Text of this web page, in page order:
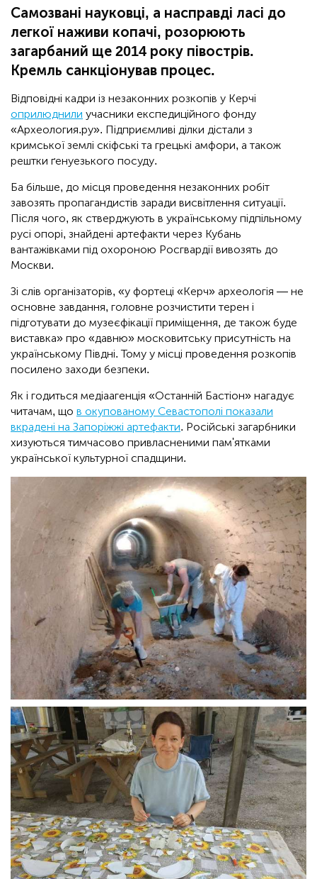
Самозвані науковці, а насправді ласі до
легкої наживи копачі, розорюють
загарбаний ще 2014 року півострів.
Кремль санкціонував процес.
Відповідні кадри із незаконних розкопів у Керчі
оприлюднили учасники експедиційного фонду
«Археология.ру». Підприємливі ділки дістали з
кримської землі скіфські та грецькі амфори, а також
рештки ґенуезького посуду.
Ба більше, до місця проведення незаконних робіт
завозять пропагандистів заради висвітлення ситуації.
Після чого, як стверджують в українському підпільному
русі опорі, знайдені артефакти через Кубань
вантажівками під охороною Росгвардії вивозять до
Москви.
Зі слів організаторів, «у фортеці «Керч» археологія — не
основне завдання, головне розчистити терен і
підготувати до музеєфікації приміщення, де також буде
виставка» про «давню» московитську присутність на
українському Півдні. Тому у місці проведення розкопів
посилено заходи безпеки.
Як і годиться медіаагенція «Останній Бастіон» нагадує
читачам, що в окупованому Севастополі показали
вкрадені на Запоріжжі артефакти. Російські загарбники
хизуються тимчасово привласненими пам'ятками
української культурної спадщини.